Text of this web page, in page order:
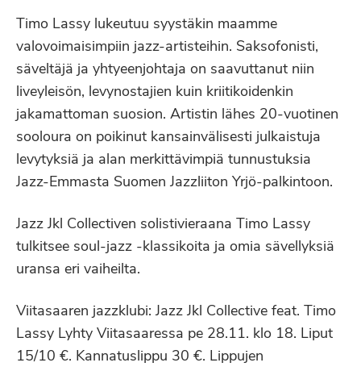
Timo Lassy lukeutuu syystäkin maamme
valovoimaisimpiin jazz-artisteihin. Saksofonisti,
säveltäjä ja yhtyeenjohtaja on saavuttanut niin
liveyleisön, levynostajien kuin kriitikoidenkin
jakamattoman suosion. Artistin lähes 20-vuotinen
sooloura on poikinut kansainvälisesti julkaistuja
levytyksiä ja alan merkittävimpiä tunnustuksia
Jazz-Emmasta Suomen Jazzliiton Yrjö-palkintoon.
Jazz Jkl Collectiven solistivieraana Timo Lassy
tulkitsee soul-jazz -klassikoita ja omia sävellyksiä
uransa eri vaiheilta.
Viitasaaren jazzklubi: Jazz Jkl Collective feat. Timo
Lassy Lyhty Viitasaaressa pe 28.11. klo 18. Liput
15/10 €. Kannatuslippu 30 €. Lippujen